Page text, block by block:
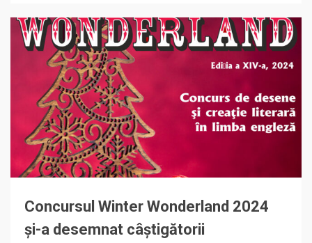
Concursul Winter Wonderland 2024
și-a desemnat câștigătorii